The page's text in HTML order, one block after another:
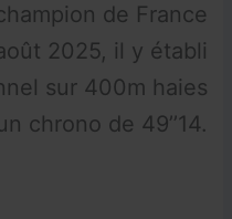
de France
2025, il y établi
sur 400m haies
chrono de 49’’14.